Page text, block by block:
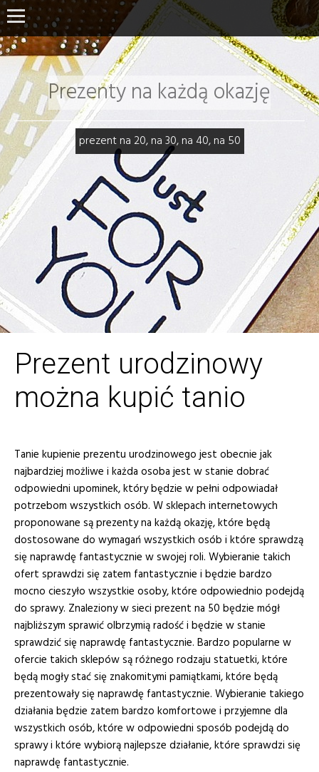
Prezenty na każdą okazję
prezent na 20, na 30, na 40, na 50
Prezent urodzinowy
można kupić tanio
Tanie kupienie prezentu urodzinowego jest obecnie jak
najbardziej możliwe i każda osoba jest w stanie dobrać
odpowiedni upominek, który będzie w pełni odpowiadał
potrzebom wszystkich osób. W sklepach internetowych
proponowane są prezenty na każdą okazję, które będą
dostosowane do wymagań wszystkich osób i które sprawdzą
się naprawdę fantastycznie w swojej roli. Wybieranie takich
ofert sprawdzi się zatem fantastycznie i będzie bardzo
mocno cieszyło wszystkie osoby, które odpowiednio podejdą
do sprawy. Znaleziony w sieci prezent na 50 będzie mógł
najbliższym sprawić olbrzymią radość i będzie w stanie
sprawdzić się naprawdę fantastycznie. Bardzo popularne w
ofercie takich sklepów są różnego rodzaju statuetki, które
będą mogły stać się znakomitymi pamiątkami, które będą
prezentowały się naprawdę fantastycznie. Wybieranie takiego
działania będzie zatem bardzo komfortowe i przyjemne dla
wszystkich osób, które w odpowiedni sposób podejdą do
sprawy i które wybiorą najlepsze działanie, które sprawdzi się
naprawdę fantastycznie.